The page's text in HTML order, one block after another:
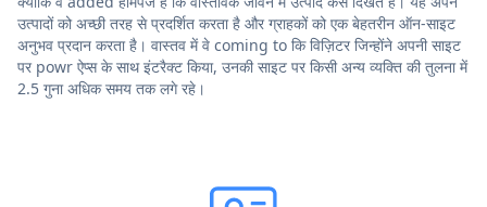
उत्पादों को अच्छी तरह से प्रदर्शित करता है और ग्राहकों को एक बेहतरीन ऑन-साइट
अनुभव प्रदान करता है। वास्तव में वे coming to कि विज़िटर जिन्होंने अपनी साइट
पर powr ऐप्स के साथ इंटरैक्ट किया, उनकी साइट पर किसी अन्य व्यक्ति की तुलना में
2.5 गुना अधिक समय तक लगे रहे।